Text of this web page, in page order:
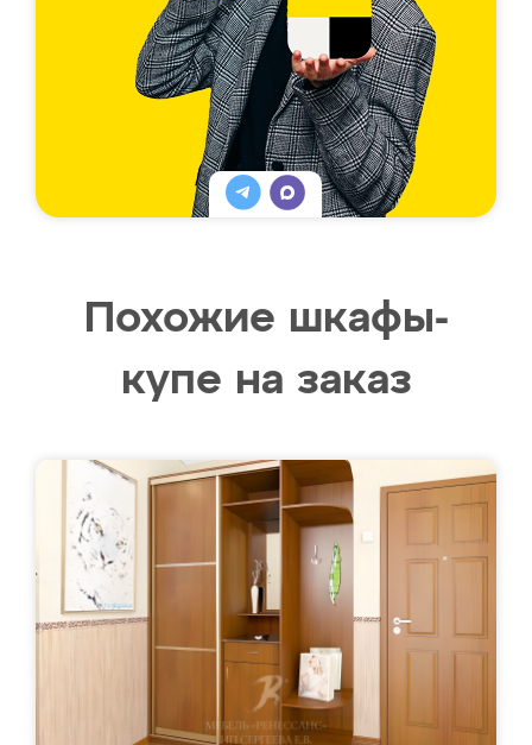
Похожие шкафы-
купе на заказ